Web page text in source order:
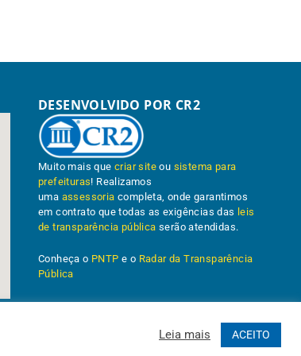
DESENVOLVIDO POR CR2
Muito mais quecriar site ou sistema para
prefeituras! Realizamos
uma assessoria completa, onde garantimos
em contrato que todas as exigências das leis
de transparência pública serão atendidas.
Conheça o PNTP e o Radar da Transparência
Pública
Leia mais ACEITO